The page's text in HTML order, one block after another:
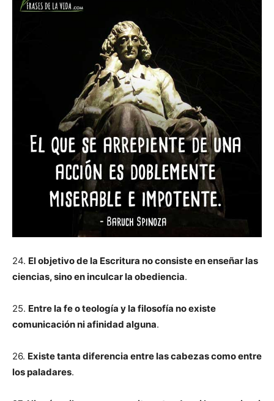
24. El objetivo de la Escritura no consiste en enseñar las
ciencias, sino en inculcar la obediencia.
25. Entre la fe o teología y la filosofía no existe
comunicación ni afinidad alguna.
26. Existe tanta diferencia entre las cabezas como entre
los paladares.